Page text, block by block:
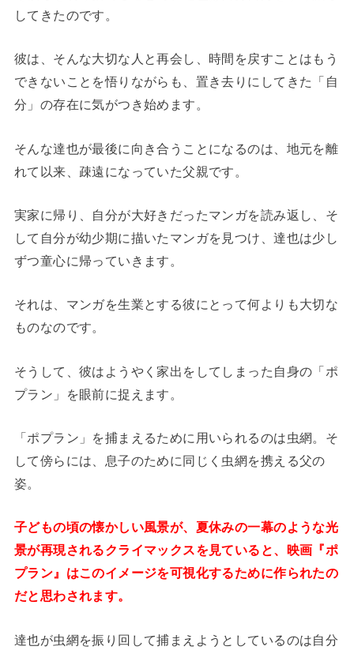
してきたのです。
彼は、そんな大切な人と再会し、時間を戻すことはもう
できないことを悟りながらも、置き去りにしてきた「自
分」の存在に気がつき始めます。
そんな達也が最後に向き合うことになるのは、地元を離
れて以来、疎遠になっていた父親です。
実家に帰り、自分が大好きだったマンガを読み返し、そ
して自分が幼少期に描いたマンガを見つけ、達也は少し
ずつ童心に帰っていきます。
それは、マンガを生業とする彼にとって何よりも大切な
ものなのです。
そうして、彼はようやく家出をしてしまった自身の「ポ
プラン」を眼前に捉えます。
「ポプラン」を捕まえるために用いられるのは虫網。そ
して傍らには、息子のために同じく虫網を携える父の
姿。
子どもの頃の懐かしい風景が、夏休みの一幕のような光
景が再現されるクライマックスを見ていると、映画『ポ
プラン』はこのイメージを可視化するために作られたの
だと思わされます。
達也が虫網を振り回して捕まえようとしているのは自分